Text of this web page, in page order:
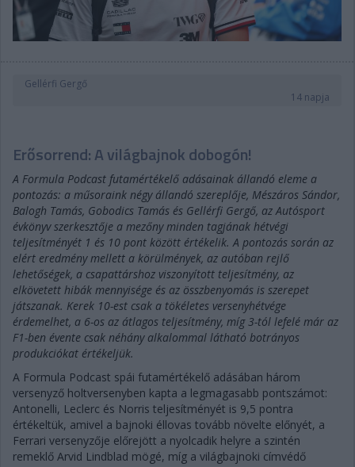
Gellérfi Gergő
14 napja
Erősorrend: A világbajnok dobogón!
A Formula Podcast futamértékelő adásainak állandó eleme a
pontozás: a műsoraink négy állandó szereplője, Mészáros Sándor,
Balogh Tamás, Gobodics Tamás és Gellérfi Gergő, az Autósport
évkönyv szerkesztője a mezőny minden tagjának hétvégi
teljesítményét 1 és 10 pont között értékelik. A pontozás során az
elért eredmény mellett a körülmények, az autóban rejlő
lehetőségek, a csapattárshoz viszonyított teljesítmény, az
elkövetett hibák mennyisége és az összbenyomás is szerepet
játszanak. Kerek 10-est csak a tökéletes versenyhétvége
érdemelhet, a 6-os az átlagos teljesítmény, míg 3-tól lefelé már az
F1-ben évente csak néhány alkalommal látható botrányos
produkciókat értékeljük.
A Formula Podcast spái futamértékelő adásában három
versenyző holtversenyben kapta a legmagasabb pontszámot:
Antonelli, Leclerc és Norris teljesítményét is 9,5 pontra
értékeltük, amivel a bajnoki éllovas tovább növelte előnyét, a
Ferrari versenyzője előrejött a nyolcadik helyre a szintén
remeklő Arvid Lindblad mögé, míg a világbajnoki címvédő